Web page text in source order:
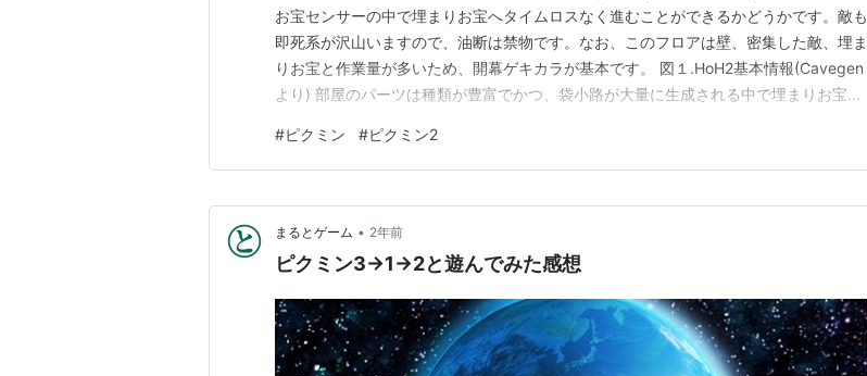
お宝センサーの中で埋まりお宝へタイムロスなく進むことができるかどうかです。敵も
即死系が沢山いますので、油断は禁物です。なお、このフロアは壁、密集した敵、埋ま
りお宝と作業量が多いため、開幕ゲキカラが基本です。 図１.HoH2基本情報(Cavegen
より) 部屋のパーツは種類が豊富でかつ、袋小路が大量に生成される中で埋まりお宝を
奥に何もない袋小路がある場合はそこに確定で埋まりお宝があります。なお、袋小路に
はバクダンが落ちてくることがありますので…
#ピクミン #ピクミン2
まるとゲーム • 2年前
ピクミン3→1→2と遊んでみた感想